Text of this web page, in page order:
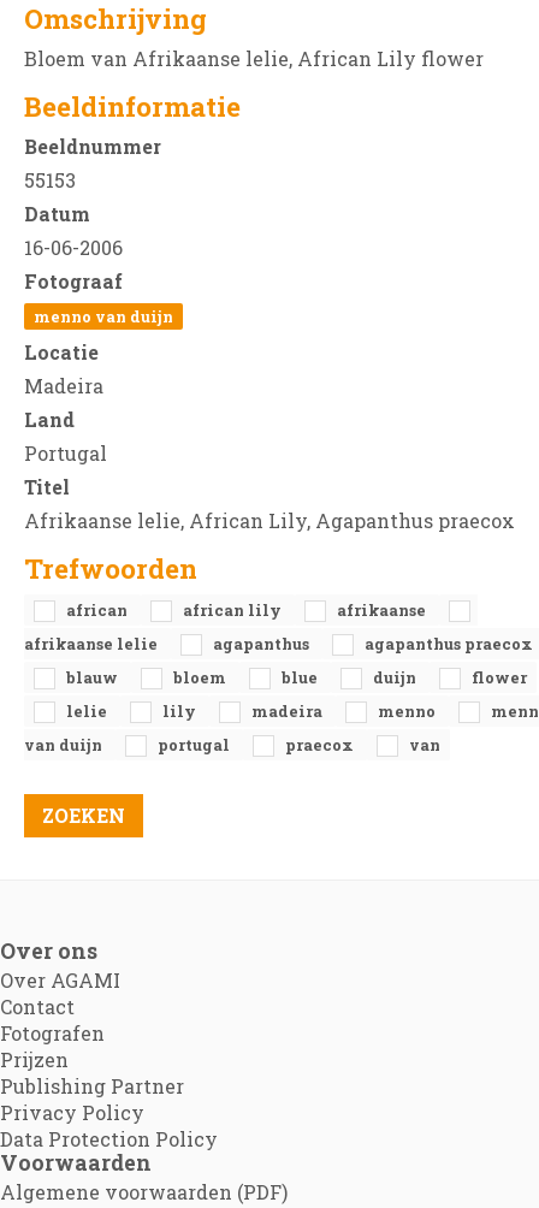
Omschrijving
Bloem van Afrikaanse lelie, African Lily flower
Beeldinformatie
Beeldnummer
55153
Datum
16-06-2006
Fotograaf
menno van duijn
Locatie
Madeira
Land
Portugal
Titel
Afrikaanse lelie, African Lily, Agapanthus praecox
Trefwoorden
african african lily
afrikaanse
afrikaanse lelie
agapanthus
agapanthus praecox
blauw
bloem blue duijn
flower
lelie
lily madeira menno
van duijn
portugal praecox van
Over ons
Over AGAMI
Contact
Fotografen
Prijzen
Publishing Partner
Privacy Policy
Data Protection Policy
Voorwaarden
Algemene voorwaarden (PDF)